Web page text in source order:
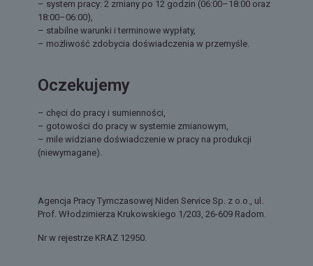
– system pracy: 2 zmiany po 12 godzin (06:00–18:00 oraz
18:00–06:00),
– stabilne warunki i terminowe wypłaty,
– możliwość zdobycia doświadczenia w przemyśle.
Oczekujemy
– chęci do pracy i sumienności,
– gotowości do pracy w systemie zmianowym,
– mile widziane doświadczenie w pracy na produkcji
(niewymagane).
Agencja Pracy Tymczasowej Niden Service Sp. z o.o., ul.
Prof. Włodzimierza Krukowskiego 1/203, 26-609 Radom.
Nr w rejestrze KRAZ 12950.